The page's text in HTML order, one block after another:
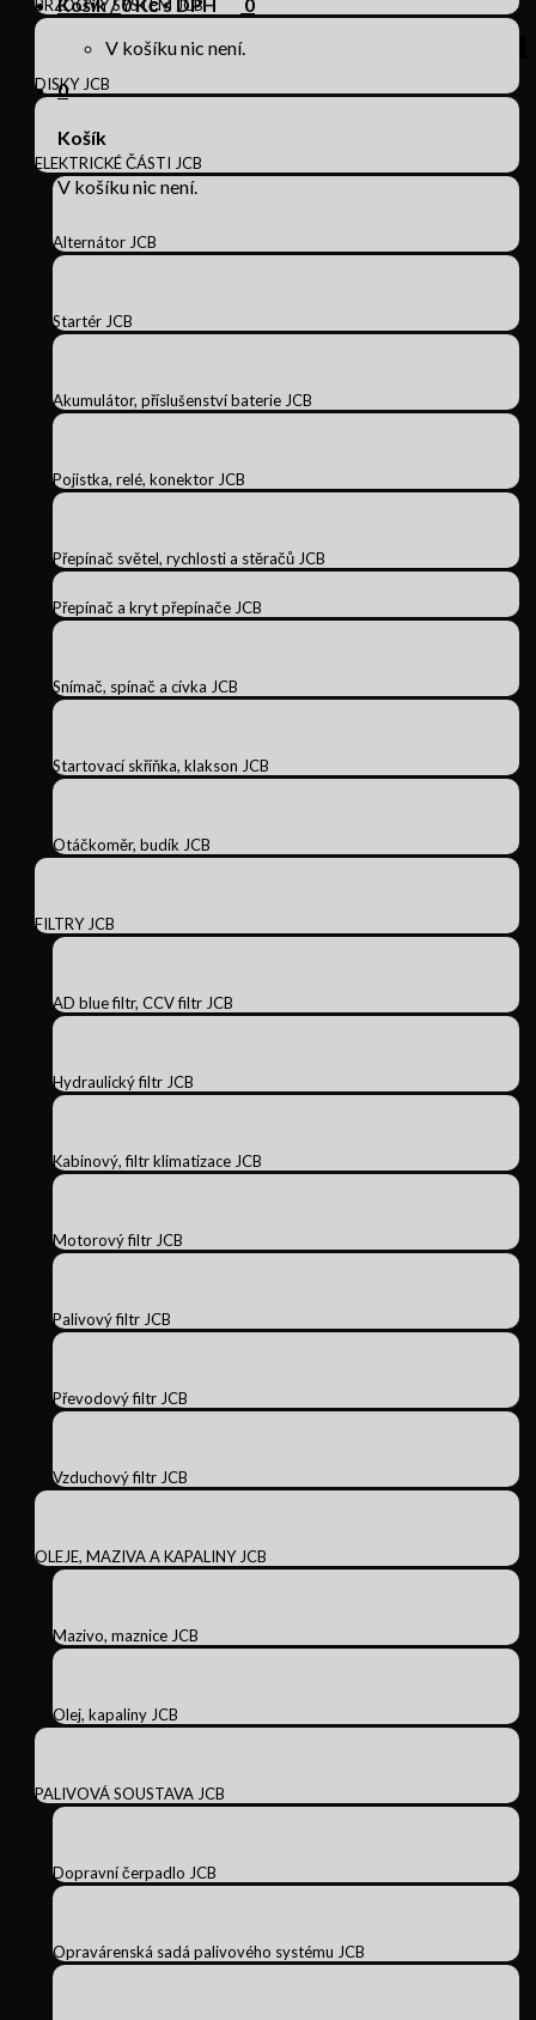
V košíku nic není.
0
Košík
V košíku nic není.
BRZDOVÝ SYSTÉM JCB
DISKY JCB
ELEKTRICKÉ ČÁSTI JCB
Alternátor JCB
Startér JCB
Akumulátor, příslušenství baterie JCB
Pojistka, relé, konektor JCB
Přepínač světel, rychlosti a stěračů JCB
Přepínač a kryt přepínače JCB
Snímač, spínač a cívka JCB
Startovací skříňka, klakson JCB
Otáčkoměr, budík JCB
FILTRY JCB
AD blue filtr, CCV filtr JCB
Hydraulický filtr JCB
Kabinový, filtr klimatizace JCB
Motorový filtr JCB
Palivový filtr JCB
Převodový filtr JCB
Vzduchový filtr JCB
OLEJE, MAZIVA A KAPALINY JCB
Mazivo, maznice JCB
Olej, kapaliny JCB
PALIVOVÁ SOUSTAVA JCB
Dopravní čerpadlo JCB
Opravárenská sadá palivového systému JCB